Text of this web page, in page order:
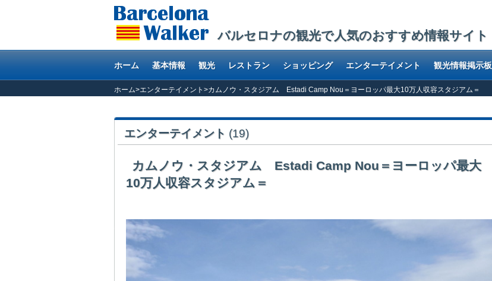
バルセロナの観光で人気のおすすめ情報サイト
ホーム 基本情報 観光 レストラン ショッピング エンターテイメント 観光情報掲示板
ホーム>エンターテイメント >カムノウ・スタジアム Estadi Camp Nou＝ヨーロッパ最大10万人収容スタジアム＝
エンターテイメント (19)
カムノウ・スタジアム Estadi Camp Nou＝ヨーロッパ最大
10万人収容スタジアム＝